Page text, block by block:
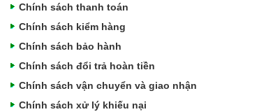
Chính sách thanh toán
Chính sách kiểm hàng
Chính sách bảo hành
Chính sách đổi trả hoàn tiền
Chính sách vận chuyển và giao nhận
Chính sách xử lý khiếu nại